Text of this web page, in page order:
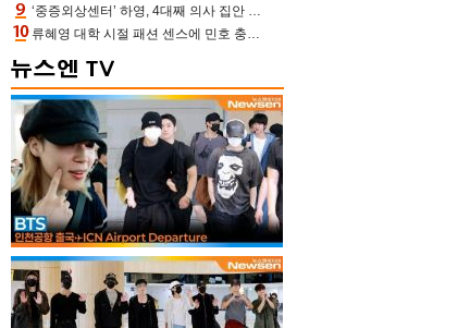
‘중증외상센터’ 하영, 4대째 의사 집안 인증 “증조부, 고종 황제 진료”(옥문아)[어제TV]
류혜영 대학 시절 패션 센스에 민호 충격 “레몬색 레깅스에 다리 없는 줄”(나혼산)